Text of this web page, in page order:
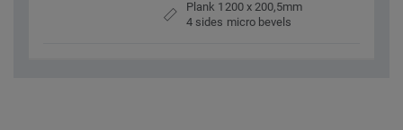
Plank 1200 x 200,5mm
4 sides micro bevels